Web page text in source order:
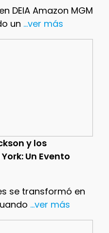
DEIA Amazon MGM
un ...ver más
y los
Un Evento
se transformó en
...ver más